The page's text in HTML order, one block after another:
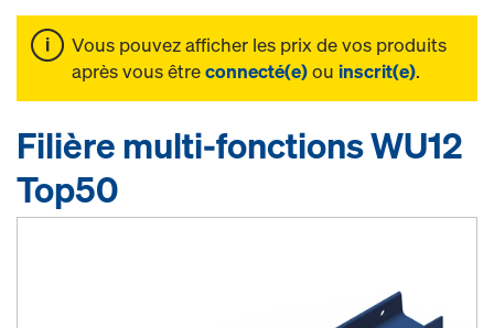
Vous pouvez afficher les prix de vos produits
après vous êtreconnecté(e)ou inscrit(e).
Filière multi-fonctions WU12
Top50